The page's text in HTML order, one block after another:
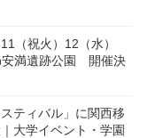
11（祝火）12（水）
安満遺跡公園 開催決
ティバル」に関西移
大学イベント・学園